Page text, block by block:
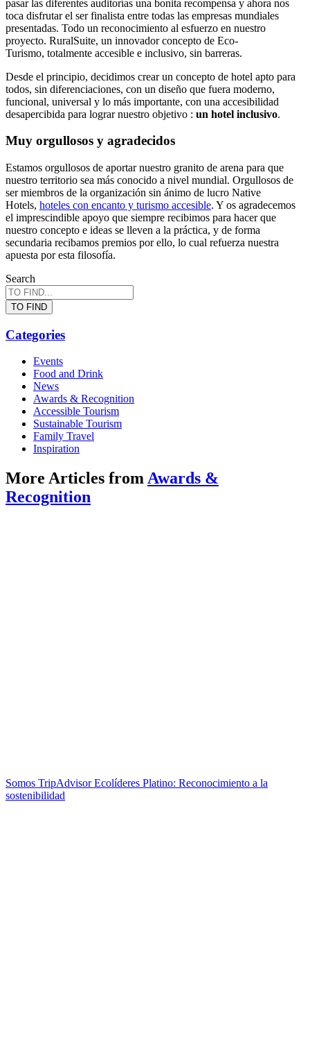
pasar las diferentes auditorías una bonita recompensa y ahora nos
toca disfrutar el ser finalista entre todas las empresas mundiales
presentadas. Todo un reconocimiento al esfuerzo en nuestro
proyecto. RuralSuite, un innovador concepto de Eco-
Turismo, totalmente accesible e inclusivo, sin barreras.
Desde el principio, decidimos crear un concepto de hotel apto para
todos, sin diferenciaciones, con un diseño que fuera moderno,
funcional, universal y lo más importante, con una accesibilidad
desapercibida para lograr nuestro objetivo : un hotel inclusivo.
Muy orgullosos y agradecidos
Estamos orgullosos de aportar nuestro granito de arena para que
nuestro territorio sea más conocido a nivel mundial. Orgullosos de
ser miembros de la organización sin ánimo de lucro Native
Hotels, hoteles con encanto y turismo accesible. Y os agradecemos
el imprescindible apoyo que siempre recibimos para hacer que
nuestro concepto e ideas se lleven a la práctica, y de forma
secundaria recibamos premios por ello, lo cual refuerza nuestra
apuesta por esta filosofía.
Search
TO FIND
Categories
Events
Food and Drink
News
Awards & Recognition
Accessible Tourism
Sustainable Tourism
Family Travel
Inspiration
More Articles fromAwards &
Recognition
Somos TripAdvisor Ecolíderes Platino: Reconocimiento a la
sostenibilidad